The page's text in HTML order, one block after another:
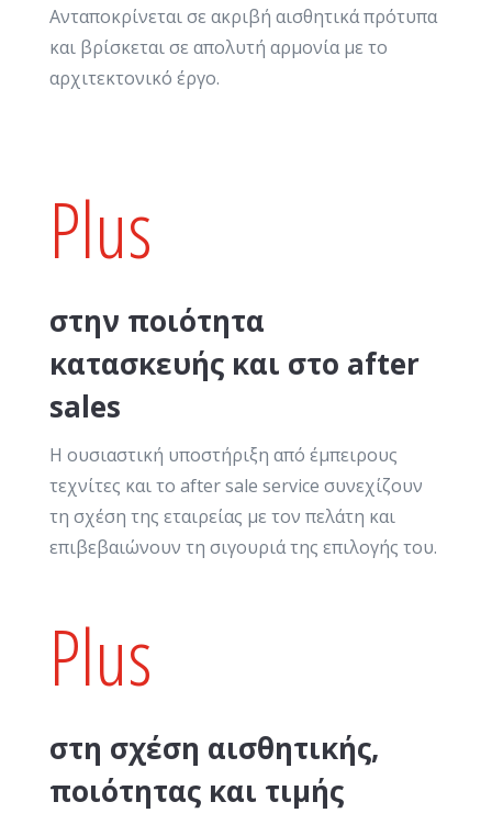
Ανταποκρίνεται σε ακριβή αισθητικά πρότυπα
και βρίσκεται σε απολυτή αρμονία με το
αρχιτεκτονικό έργο.
Plus
στην ποιότητα
κατασκευής και στο after
sales
Η ουσιαστική υποστήριξη από έμπειρους
τεχνίτες και το after sale service συνεχίζουν
τη σχέση της εταιρείας με τον πελάτη και
επιβεβαιώνουν τη σιγουριά της επιλογής του.
Plus
στη σχέση αισθητικής,
ποιότητας και τιμής